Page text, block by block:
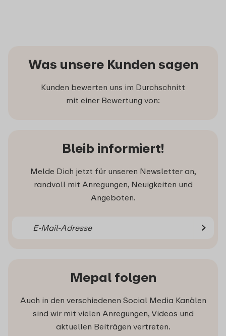
Was unsere Kunden sagen
Kunden bewerten uns im Durchschnitt
mit einer Bewertung von:
Bleib informiert!
Melde Dich jetzt für unseren Newsletter an,
randvoll mit Anregungen, Neuigkeiten und
Angeboten.
Mepal folgen
Auch in den verschiedenen Social Media Kanälen
sind wir mit vielen Anregungen, Videos und
aktuellen Beiträgen vertreten.